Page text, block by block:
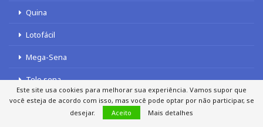
Quina
Lotofácil
Mega-Sena
Tele sena
Este site usa cookies para melhorar sua experiência. Vamos supor que
você esteja de acordo com isso, mas você pode optar por não participar, se
desejar.
Aceito Mais detalhes